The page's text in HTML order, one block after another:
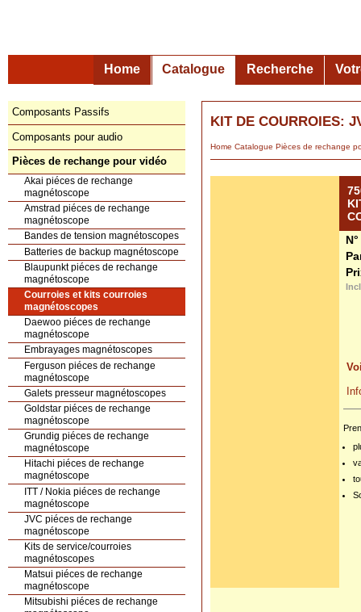
Home Catalogue Recherche
Composants Passifs
Composants pour audio
Pièces de rechange pour vidéo
Akai piéces de rechange
magnétoscope
Amstrad piéces de rechange
magnétoscope
Bandes de tension magnétoscopes
Batteries de backup magnétoscope
Blaupunkt piéces de rechange
magnétoscope
Courroies et kits courroies
magnétoscopes
Daewoo piéces de rechange
magnétoscope
Embrayages magnétoscopes
Ferguson piéces de rechange
magnétoscope
Galets presseur magnétoscopes
Goldstar piéces de rechange
magnétoscope
Grundig piéces de rechange
magnétoscope
Hitachi piéces de rechange
magnétoscope
ITT / Nokia piéces de rechange
magnétoscope
JVC piéces de rechange
magnétoscope
Kits de service/courroies
magnétoscopes
Matsui piéces de rechange
magnétoscope
Mitsubishi piéces de rechange
KIT DE COURROIES:
Home Catalogue Pièces de